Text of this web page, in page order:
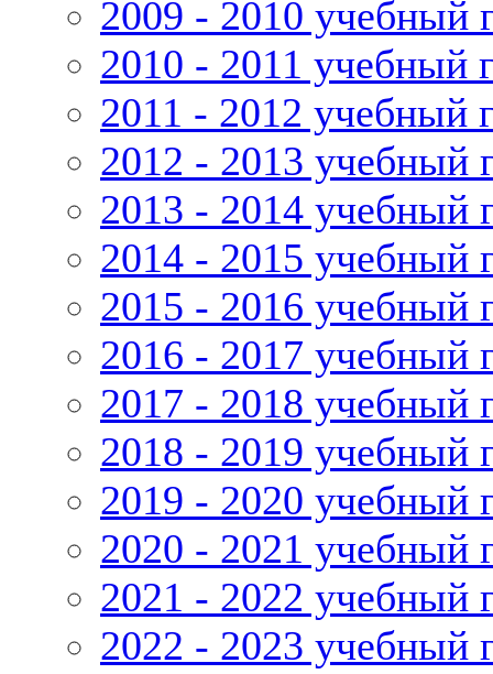
2009 - 2010 учебный
2010 - 2011 учебный
2011 - 2012 учебный
2012 - 2013 учебный
2013 - 2014 учебный
2014 - 2015 учебный
2015 - 2016 учебный
2016 - 2017 учебный
2017 - 2018 учебный
2018 - 2019 учебный
2019 - 2020 учебный
2020 - 2021 учебный
2021 - 2022 учебный
2022 - 2023 учебный